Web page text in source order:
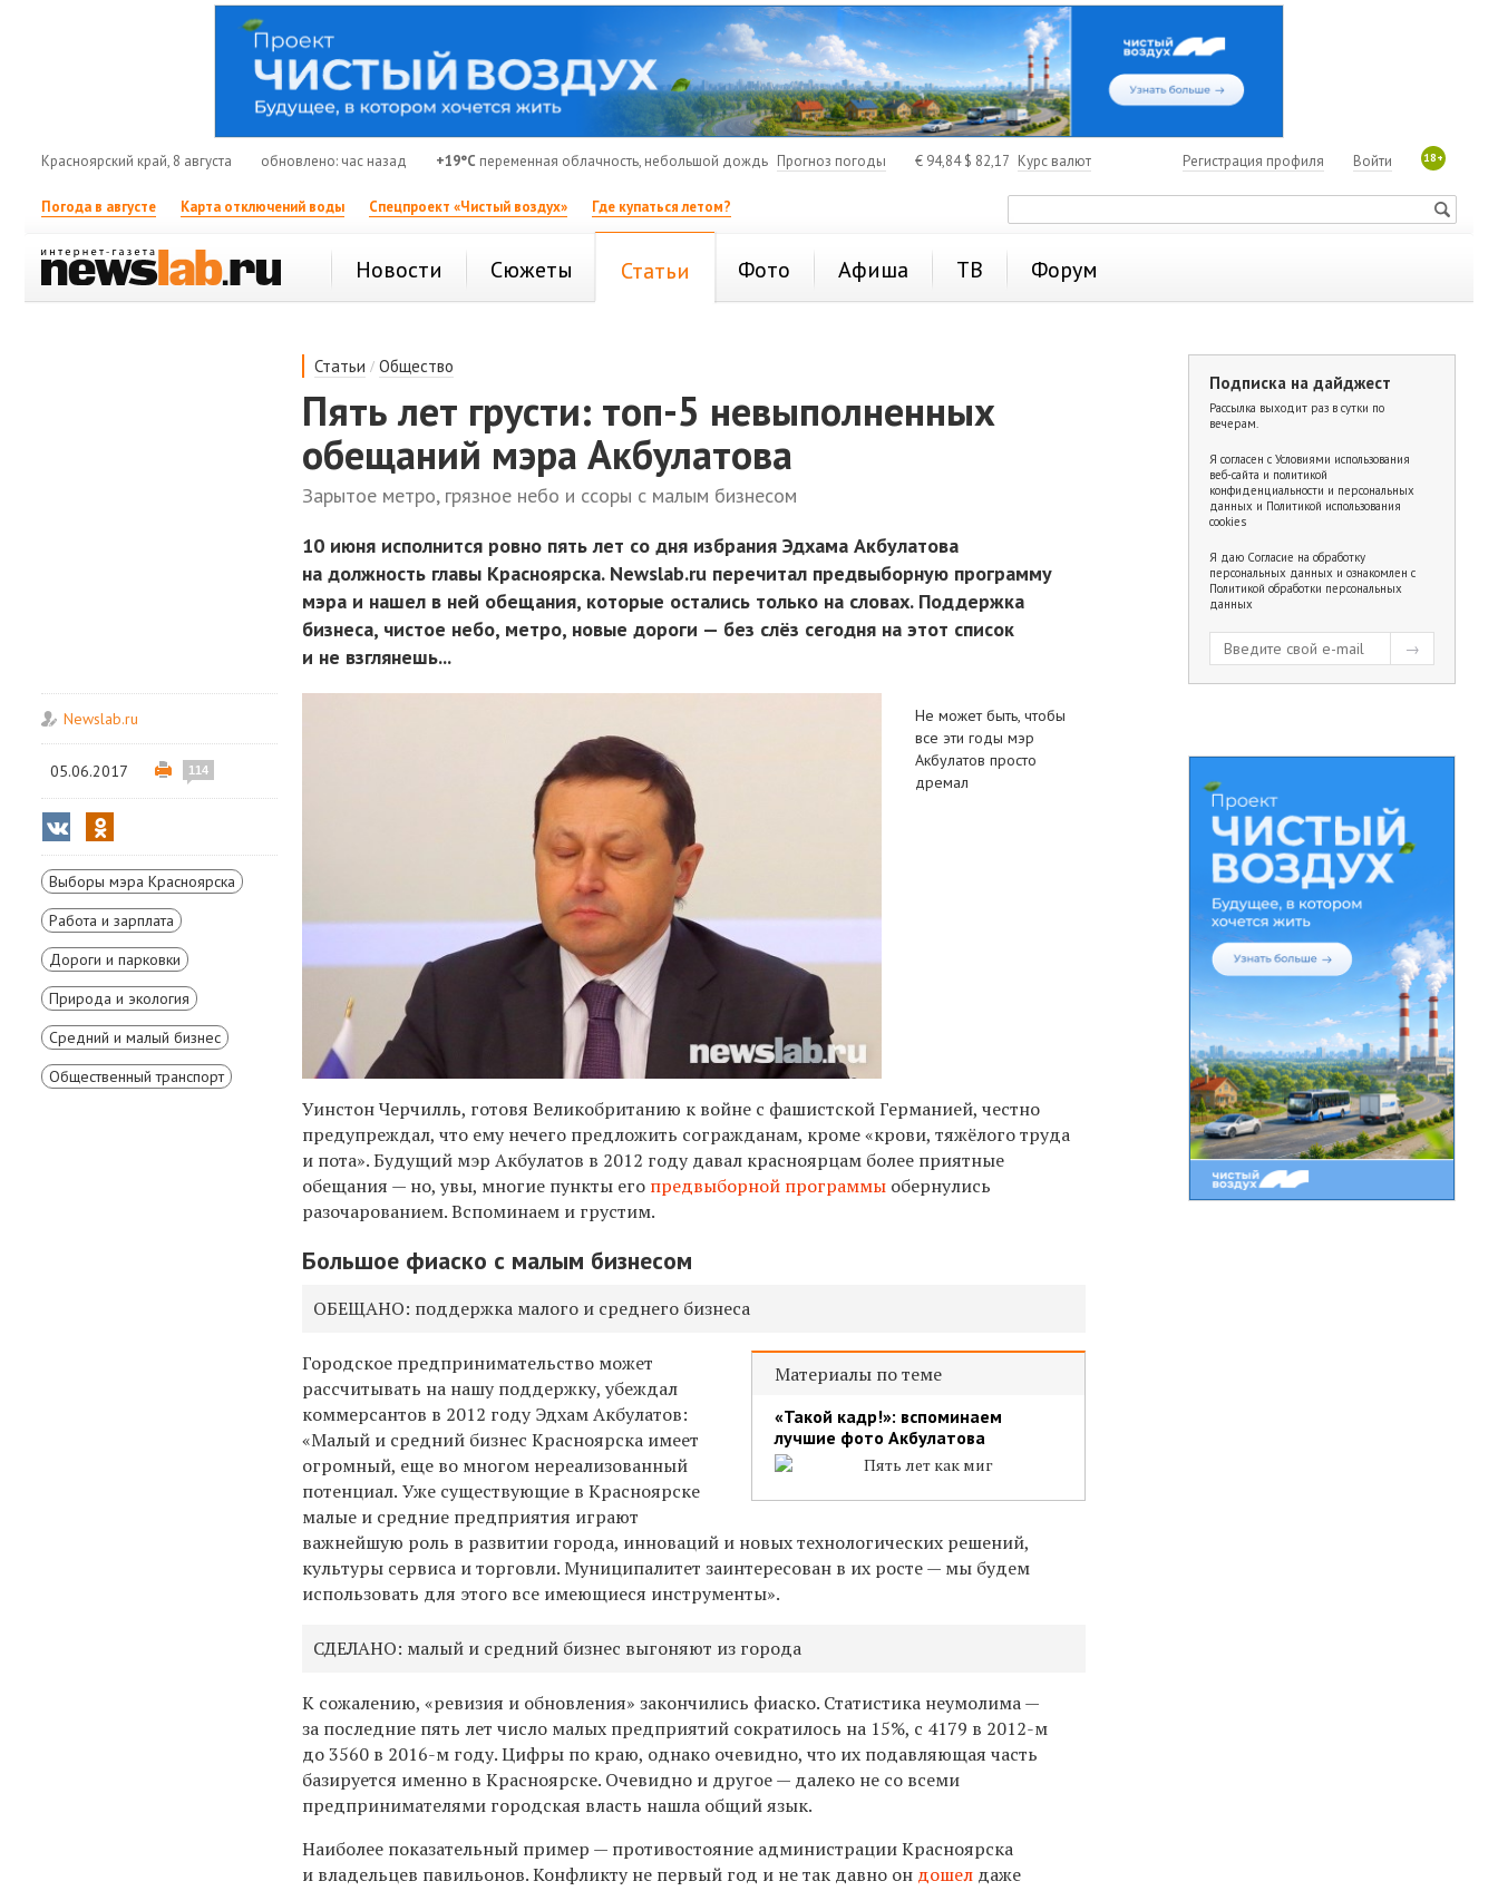
Красноярский край, 8 августа обновлено: час назад +19°C переменная облачность, небольшой дождь Прогноз погоды € 94,84$ 82,17 Курс валют 18+
Войти
Регистрация профиля
Погода в августе Карта отключений воды Спецпроект «Чистый воздух» Где купаться летом?
Новости Сюжеты Статьи Фото Афиша ТВ Форум
Статьи /Общество
Пять лет грусти: топ-5 невыполненных
обещаний мэра Акбулатова
Зарытое метро, грязное небо и ссоры с малым бизнесом
10 июня исполнится ровно пять лет со дня избрания Эдхама Акбулатова
на должность главы Красноярска. Newslab.ru перечитал предвыборную программу
мэра и нашел в ней обещания, которые остались только на словах. Поддержка
бизнеса, чистое небо, метро, новые дороги — без слёз сегодня на этот список
и не взглянешь...
Newslab.ru
05.06.2017 114
Выборы мэра Красноярска
Работа и зарплата
Дороги и парковки
Природа и экология
Средний и малый бизнес
Общественный транспорт
Не может быть, чтобы
все эти годы мэр
Акбулатов просто
дремал
УинстонЧерчилль, готовяВеликобританию к войне с фашистской Германией, честно
предупреждал, что ему нечего предложить согражданам, кроме «крови, тяжёлого труда
и пота». Будущий мэр Акбулатов в 2012 году давал красноярцам более приятные
обещания — но, увы, многие пункты его предвыборной программы обернулись
разочарованием. Вспоминаем и грустим.
Большое фиаско с малым бизнесом
ОБЕЩАНО: поддержка малого и среднего бизнеса
Материалы по теме
«Такой кадр!»: вспоминаем
лучшие фото Акбулатова
Пять лет как миг
Городское предпринимательство может
рассчитывать на нашу поддержку, убеждал
коммерсантов в 2012 году Эдхам Акбулатов:
«Малый и средний бизнес Красноярска имеет
огромный, еще во многом нереализованный
потенциал. Уже существующие в Красноярске
малые и средние предприятия играют
важнейшую роль в развитии города, инноваций и новых технологических решений,
культуры сервиса и торговли. Муниципалитет заинтересован в их росте — мы будем
использовать для этого все имеющиеся инструменты».
СДЕЛАНО: малый и средний бизнес выгоняют из города
К сожалению, «ревизия и обновления» закончились фиаско. Статистика неумолима —
за последние пять лет число малых предприятий сократилось на 15%, с 4179 в 2012-м
до 3560 в 2016-м году. Цифры по краю, однако очевидно, что их подавляющая часть
базируется именно в Красноярске. Очевидно и другое — далеко не со всеми
предпринимателями городская власть нашла общий язык.
Наиболее показательный пример — противостояние администрации Красноярска
и владельцев павильонов. Конфликту не первый год и не так давно он дошел даже
Подписка на дайджест
Рассылка выходит раз в сутки по
вечерам.
Я согласен с Условиями использования
веб-сайта и политикой
конфиденциальности и персональных
данных и Политикой использования
cookies
Я даю Согласие на обработку
персональных данных и ознакомлен с
Политикой обработки персональных
данных